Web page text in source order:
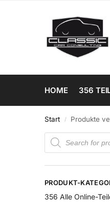
HOME 356
Start / Produkte
PRODUKT-
356 Alle Online-